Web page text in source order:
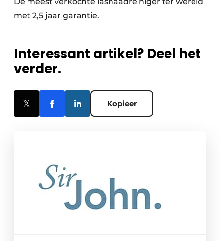
met 2,5 jaar garantie.
Interessant artikel? Deel het
verder.
Kopieer